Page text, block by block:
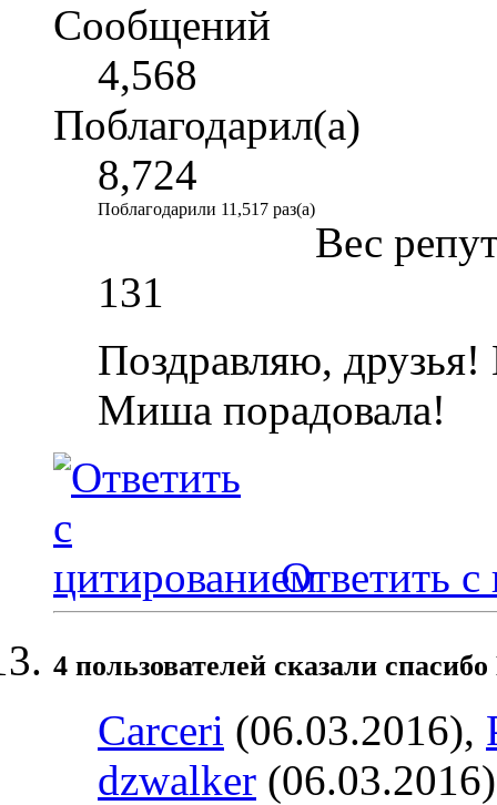
Сообщений
4,568
Поблагодарил(а)
8,724
Поблагодарили 11,517 раз(а)
Вес
131
Поздравляю, друзья!
Миша порадовала!
Ответить с
4 пользователей сказали
Carceri (06.03.2016),
dzwalker